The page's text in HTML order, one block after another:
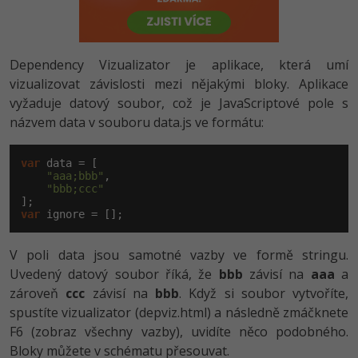
HTML5, CSS3, Bootstrap, SEO
SQL a databáze
Testování a verzování
UML a návrhové vzory
React
Spring
ASP.NET MVC
Django
Best practices
JavaScript
Python
HTML / CSS
UML a návrhové vzory
MySQL/MariaDB
MS-SQL
SQLite
Vývojář mobilních aplikací
C# Game developer
Webdesigner
Tester
Grafik / UX/UI návrhář
3D grafik
Projektový manažer
Databázový analytik
-80%
-80%
PHP -80%
C++ -80%
Swift
-80%
VB.NET
SQL
Návrh SW -80%
Dependency Vizualizator je aplikace, která umí
vizualizovat závislosti mezi nějakými bloky. Aplikace
vyžaduje datový soubor, což je JavaScriptové pole s
názvem data v souboru data.js ve formátu:
var data = [
"aaa;bbb" ,
"bbb;ccc"
var ignore = [];
V poli data jsou samotné vazby ve formě stringu.
Uvedený datový soubor říká, že bbb závisí na aaa a
zároveň ccc závisí na bbb. Když si soubor vytvoříte,
spustíte vizualizator (depviz.html) a následně zmáčknete
F6 (zobraz všechny vazby), uvidíte něco podobného.
Bloky můžete v schématu přesouvat.